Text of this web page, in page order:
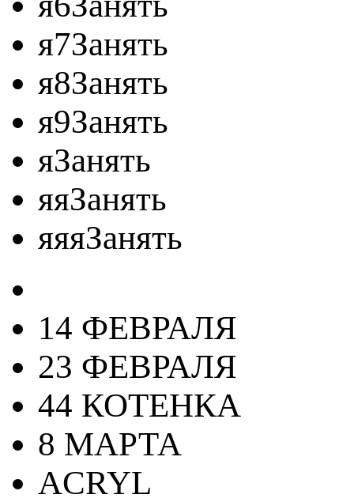
я7Занять
я8Занять
я9Занять
яЗанять
яяЗанять
яяяЗанять
14 ФЕВРАЛЯ
23 ФЕВРАЛЯ
44 КОТЕНКА
8 МАРТА
ACRYL